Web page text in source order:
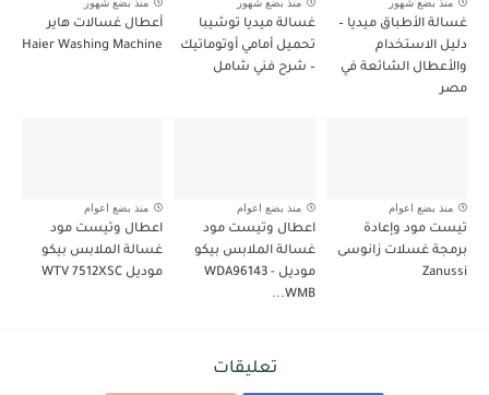
منذ بضع شهور
غسالة الأطباق ميديا –
دليل الاستخدام
والأعطال الشائعة في
مصر
منذ بضع شهور
غسالة ميديا توشيبا
تحميل أمامي أوتوماتيك
– شرح فني شامل
منذ بضع شهور
أعطال غسالات هاير
Haier Washing Machine
منذ بضع اعوام
تيست مود وإعادة
برمجة غسلات زانوسى
Zanussi
منذ بضع اعوام
اعطال وتيست مود
غسالة الملابس بيكو
موديل WDA96143 -
WMB...
منذ بضع اعوام
اعطال وتيست مود
غسالة الملابس بيكو
موديل WTV 7512XSC
تعليقات